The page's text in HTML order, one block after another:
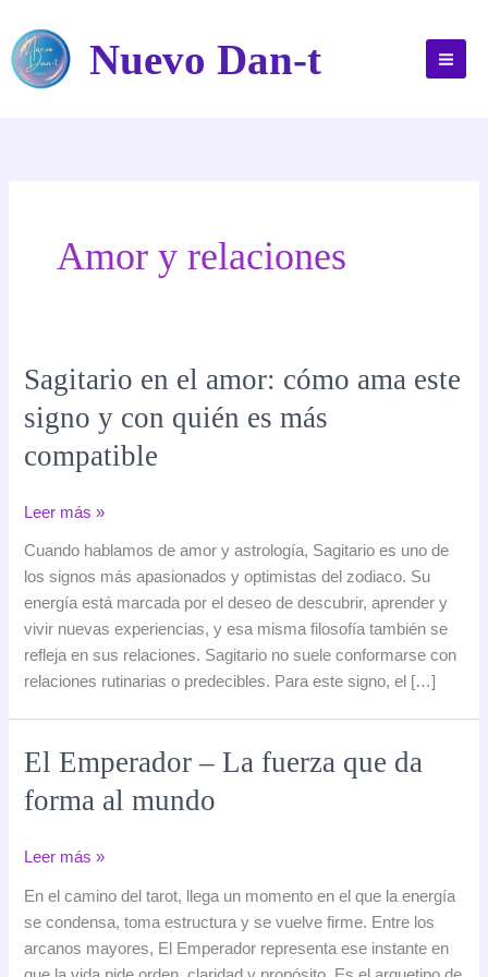
contenido
Nuevo Dan-t
Amor y relaciones
Sagitario en el amor: cómo ama este
signo y con quién es más
compatible
Sagitario
amor:
cómo
este
y
quién
es
compatible
Leer más »
Cuando hablamos de amor y astrología, Sagitario es uno de
los signos más apasionados y optimistas del zodiaco. Su
energía está marcada por el deseo de descubrir, aprender y
vivir nuevas experiencias, y esa misma filosofía también se
refleja en sus relaciones. Sagitario no suele conformarse con
relaciones rutinarias o predecibles. Para este signo, el […]
El Emperador – La fuerza que da
forma al mundo
El
Leer más »
En el camino del tarot, llega un momento en el que la energía
se condensa, toma estructura y se vuelve firme. Entre los
arcanos mayores, El Emperador representa ese instante en